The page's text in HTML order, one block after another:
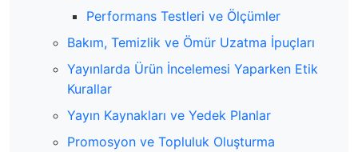
Performans Testleri ve Ölçümler
Bakım, Temizlik ve Ömür Uzatma İpuçları
Yayınlarda Ürün İncelemesi Yaparken Etik
Kurallar
Yayın Kaynakları ve Yedek Planlar
Promosyon ve Topluluk Oluşturma